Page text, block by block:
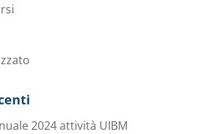
2024 attività UIBM